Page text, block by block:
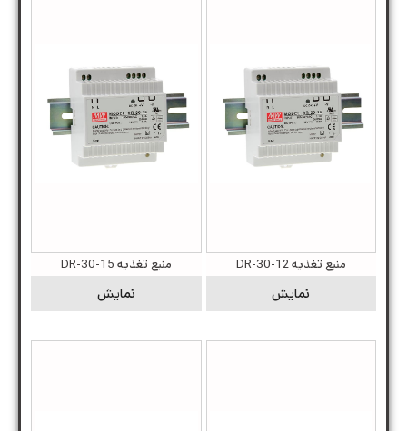
منبع تغذیه DR-30-12
نمایش
منبع تغذیه DR-30-15
نمایش